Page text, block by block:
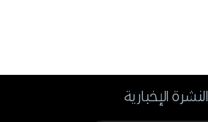
النشرة الإخبارية